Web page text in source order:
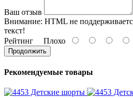
Ваш отзыв
Внимание: HTML не
текст!
Рейтинг Плохо
Продолжить
Рекомендуемые товары